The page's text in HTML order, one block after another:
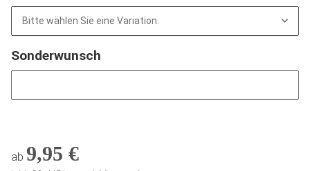
Bitte wählen Sie eine Variation.
Sonderwunsch
ab 9,95 €